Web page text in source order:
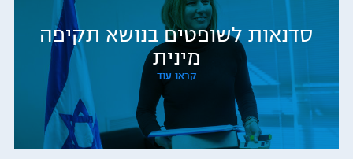
סדנאות לשופטים בנושא תקיפה
מינית
קראו עוד